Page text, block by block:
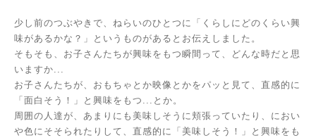
少し前のつぶやきで、ねらいのひとつに「くらしにどのくらい興
味があるかな？」というものがあるとお伝えしました。
そもそも、お子さんたちが興味をもつ瞬間って、どんな時だと思
いますか...
お子さんたちが、おもちゃとか映像とかをパッと見て、直感的に
「面白そう！」と興味をもつ...とか。
周囲の人達が、あまりにも美味しそうに頬張っていたり、におい
や色にそそられたりして、直感的に「美味しそう！」と興味をも